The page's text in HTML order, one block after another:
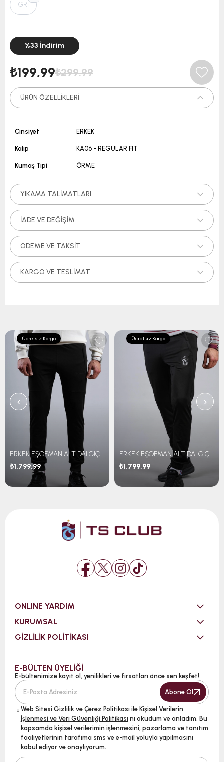
GRİ
%33 İndirim
₺299,99
₺199,99
ÜRÜN ÖZELLIKLERI
Cinsiyet ERKEK
Kalıp KA06 - REGULAR FIT
Kumaş Tipi ÖRME
YIKAMA TALIMATLARI
İADE VE DEĞIŞIM
ÖDEME VE TAKSIT
KARGO VE TESLIMAT
ERKEK EŞOFMAN ALT DALGIÇ KUMAŞ
₺1.799,99
Ücretsiz Kargo
ERKEK EŞOFMAN ALT DALGIÇ KUMAŞ
₺1.799,99
Ücretsiz Kargo
‹ ›
ONLINE YARDIM
KURUMSAL
GİZLİLİK POLİTİKASI
E-BÜLTEN ÜYELİĞİ
E-bültenimize kayıt ol, yenilikleri ve fırsatları önce sen keşfet!
Abone Ol
Web Sitesi Gizlilik ve Çerez Politikası ile Kişisel Verilerin
İşlenmesi ve Veri Güvenliği Politikası nı okudum ve anladım. Bu
kapsamda kişisel verilerimin işlenmesini, pazarlama ve tanıtım
faaliyetlerinin tarafıma sms ve e-mail yoluyla yapılmasını
kabul ediyor ve onaylıyorum.